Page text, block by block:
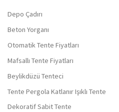
Depo Çadırı
Beton Yorganı
Otomatik Tente Fiyatları
Mafsallı Tente Fiyatları
Beylikdüzü Tenteci
Tente Pergola Katlanır Işıklı Tente
Dekoratif Sabit Tente